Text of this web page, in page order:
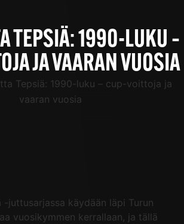
TEPSIÄ: 1990-LUKU –
JA VAARAN VUOSIA
Tepsiä: 1990-luku – cup-voittoja ja
vaaran vuosia
-juttusarjassa käydään läpi Turun
vuosikymmen kerrallaan, ja tällä